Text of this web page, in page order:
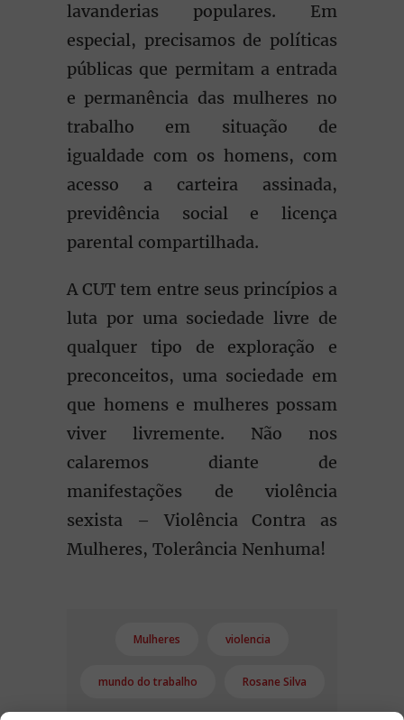
lavanderias populares. Em
especial, precisamos de políticas
públicas que permitam a entrada
e permanência das mulheres no
trabalho em situação de
igualdade com os homens, com
acesso a carteira assinada,
previdência social e licença
parental compartilhada.
A CUT tem entre seus princípios a
luta por uma sociedade livre de
qualquer tipo de exploração e
preconceitos, uma sociedade em
que homens e mulheres possam
viver livremente. Não nos
calaremos diante de
manifestações de violência
sexista – Violência Contra as
Mulheres, Tolerância Nenhuma!
Mulheres violencia
mundo do trabalho Rosane Silva